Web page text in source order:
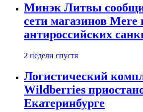
Минэк Литвы
сети магазинов Mere
антироссийских
2 недели спустя
Логистический
Wildberries
Екатеринбурге